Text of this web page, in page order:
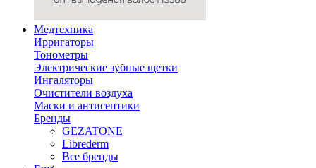
Медтехника
Ирригаторы
Тонометры
Электрические зубные щетки
Ингаляторы
Очистители воздуха
Маски и антисептики
Бренды
GEZATONE
Librederm
Все бренды